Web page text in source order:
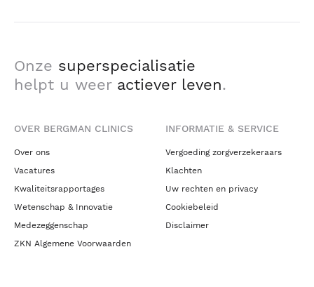
Onze superspecialisatie
helpt u weer actiever leven.
OVER BERGMAN CLINICS
Over ons
Vacatures
Kwaliteitsrapportages
Wetenschap & Innovatie
Medezeggenschap
ZKN Algemene Voorwaarden
INFORMATIE & SERVICE
Vergoeding zorgverzekeraars
Klachten
Uw rechten en privacy
Cookiebeleid
Disclaimer